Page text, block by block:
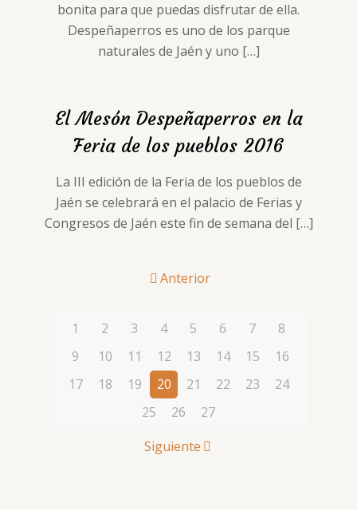
bonita para que puedas disfrutar de ella.
Despeñaperros es uno de los parque
naturales de Jaén y uno […]
El Mesón Despeñaperros en la
Feria de los pueblos 2016
La III edición de la Feria de los pueblos de
Jaén se celebrará en el palacio de Ferias y
Congresos de Jaén este fin de semana del […]
Anterior
1 2 3 4 5 6 7
8
9
10 11 12 13 14 15
16
17
18 19 20 21 22 23
24
25
26
27
Siguiente